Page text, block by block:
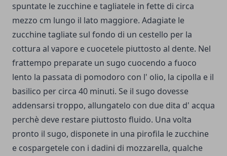
spuntate le zucchine e tagliatele in fette di circa
mezzo cm lungo il lato maggiore. Adagiate le
zucchine tagliate sul fondo di un cestello per la
cottura al vapore e cuocetele piuttosto al dente. Nel
frattempo pre­parate un sugo cuocendo a fuoco
lento la passa­ta di pomodoro con l' olio, la cipolla e il
basilico per circa 40 minuti. Se il sugo dovesse
addensarsi troppo, allungatelo con due dita d' acqua
perchè deve restare piuttosto fluido. Una volta
pronto il sugo, disponete in una pirofila le zucchine
e cospargetele con i dadini di mozzarella, qualche